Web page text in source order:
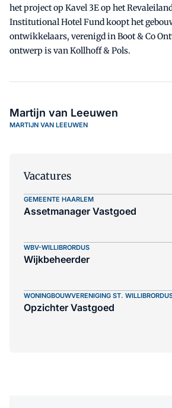
het project op Kavel 3E op het
Institutional Hotel Fund koopt het
ontwikkelaars, verenigd in Boot & Co
ontwerp is van Kollhoff & Pols.
Martijn van Leeuwen
MARTIJN VAN LEEUWEN
Vacatures
GEMEENTE HAARLEM
Assetmanager Vastgoed
WBV-WILLIBRORDUS
Wijkbeheerder
WONINGBOUWVERENIGING ST.
Opzichter Vastgoed